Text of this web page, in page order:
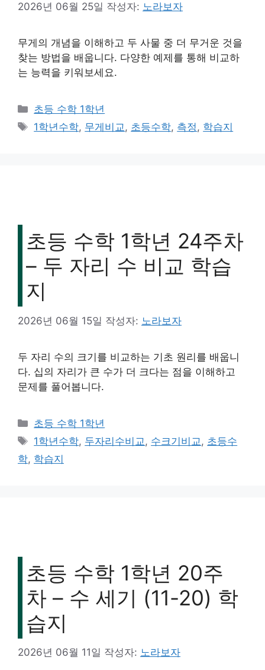
2026년 06월 25일 작성자: 노라보자
무게의 개념을 이해하고 두 사물 중 더 무거운 것을
찾는 방법을 배웁니다. 다양한 예제를 통해 비교하
는 능력을 키워보세요.
카
테
초등 수학 1학년
태
1학년수학, 무게비교, 초등수학, 측정, 학습지
초등 수학 1학년 24주차
– 두 자리 수 비교 학습
지
2026년 06월 15일 작성자: 노라보자
두 자리 수의 크기를 비교하는 기초 원리를 배웁니
다. 십의 자리가 큰 수가 더 크다는 점을 이해하고
문제를 풀어봅니다.
카
테
리
초등 수학 1학년
태
그
1학년수학, 두자리수비교 , 수크기비교 , 초등수
학, 학습지
초등 수학 1학년 20주
차 – 수 세기 (11-20) 학
습지
2026년 06월 11일 작성자: 노라보자